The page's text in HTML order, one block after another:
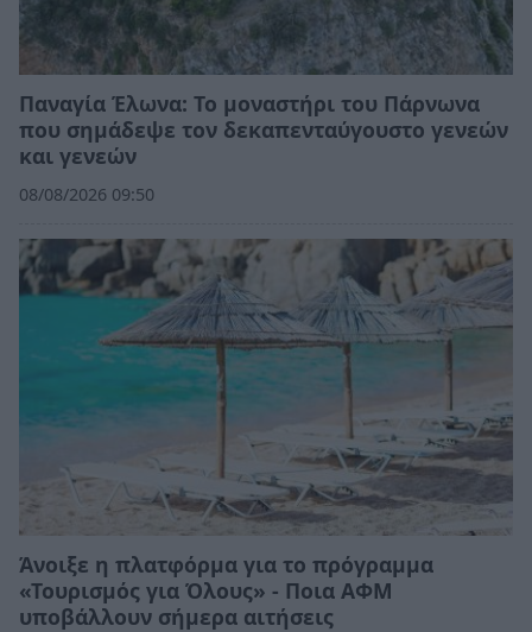
Παναγία Έλωνα: Το μοναστήρι του Πάρνωνα
που σημάδεψε τον δεκαπενταύγουστο γενεών
και γενεών
08/08/2026 09:50
Άνοιξε η πλατφόρμα για το πρόγραμμα
«Τουρισμός για Όλους» - Ποια ΑΦΜ
υποβάλλουν σήμερα αιτήσεις